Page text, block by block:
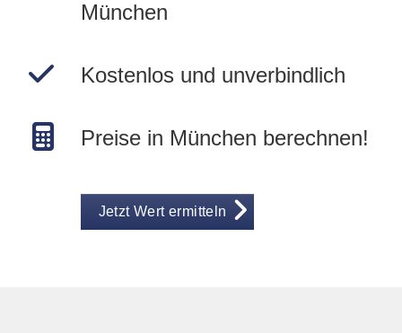
München
Kostenlos und unverbindlich
Preise in München berechnen!
Jetzt Wert ermitteln